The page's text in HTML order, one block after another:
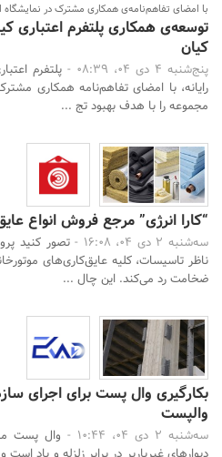
با امضای تفاهم‌نامه‌ی همکاری مشترک در
توسعه‌ی همکاری‌ پلتفرم اعتباری
کیان
پنج‌شنبه 4 دی 04، 08:39 -
پلتفرم
رایانه، با امضای تفاهم‌نامه همکاری
مجموعه را با هدف بهبود تج ...
“کارا انرژی” مرجع فروش انواع
سه‌شنبه 2 دی 04، 16:08 -
تصور کنید
ناظر تاسیسات، کلیه عایق‌کاری‌های
ضخامت رد می‌کند. این چال ...
بکارگیری وال پست برای اجرای
والپست
سه‌شنبه 2 دی 04، 10:44 -
وال پست